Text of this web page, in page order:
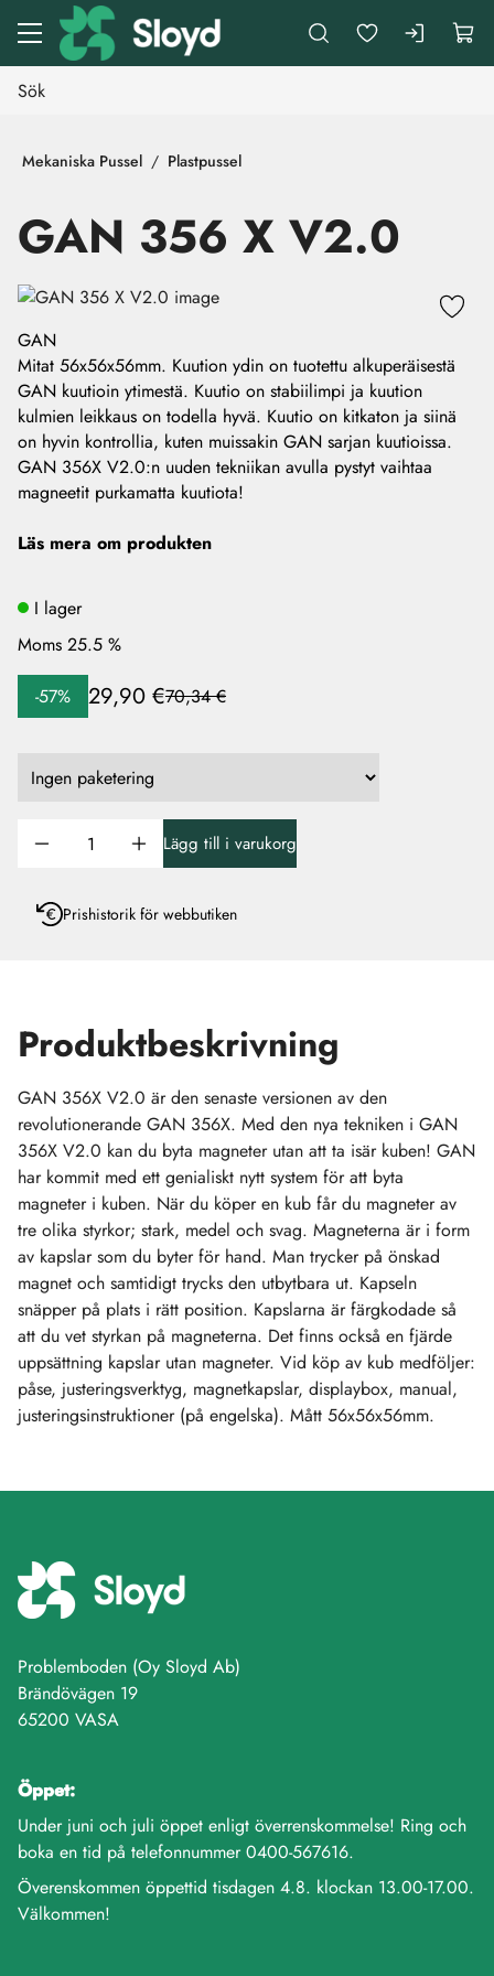
Gå till huvudinnehåll
Mekaniska Pussel Plastpussel
GAN 356 X V2.0
Hoppa över bilder
GAN
Mitat 56x56x56mm. Kuution ydin on tuotettu alkuperäisestä
GAN kuutioin ytimestä. Kuutio on stabiilimpi ja kuution
kulmien leikkaus on todella hyvä. Kuutio on kitkaton ja siinä
on hyvin kontrollia, kuten muissakin GAN sarjan kuutioissa.
GAN 356X V2.0:n uuden tekniikan avulla pystyt vaihtaa
magneetit purkamatta kuutiota!
Läs mera om produkten
I lager
Moms 25.5 %
-57% 29,90 €70,34 €
Lägg till i varukorg
Prishistorik för webbutiken
Produktbeskrivning
GAN 356X V2.0 är den senaste versionen av den
revolutionerande GAN 356X. Med den nya tekniken i GAN
356X V2.0 kan du byta magneter utan att ta isär kuben! GAN
har kommit med ett genialiskt nytt system för att byta
magneter i kuben. När du köper en kub får du magneter av
tre olika styrkor; stark, medel och svag. Magneterna är i form
av kapslar som du byter för hand. Man trycker på önskad
magnet och samtidigt trycks den utbytbara ut. Kapseln
snäpper på plats i rätt position. Kapslarna är färgkodade så
att du vet styrkan på magneterna. Det finns också en fjärde
uppsättning kapslar utan magneter. Vid köp av kub medföljer:
påse, justeringsverktyg, magnetkapslar, displaybox, manual,
justeringsinstruktioner (på engelska). Mått 56x56x56mm.
Problemboden (Oy Sloyd Ab)
Brändövägen 19
65200 VASA
Öppet:
Under juni och juli öppet enligt överrenskommelse! Ring och
boka en tid på telefonnummer 0400-567616.
Överenskommen öppettid tisdagen 4.8. klockan 13.00-17.00.
Välkommen!